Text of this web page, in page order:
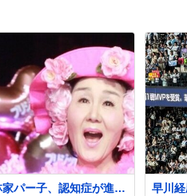
家パー子、認知症が進行
早川